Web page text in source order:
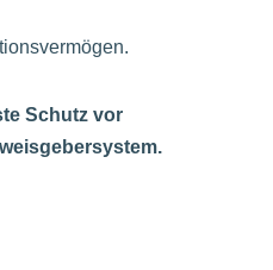
Schutz vor